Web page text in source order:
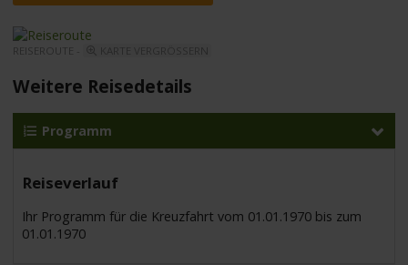
Suche
REISEROUTE -
Weitere Reisedetails
Programm
Reiseverlauf
Ihr Programm für die Kreuzfahrt vom 01.01.1970 bis zum
01.01.1970